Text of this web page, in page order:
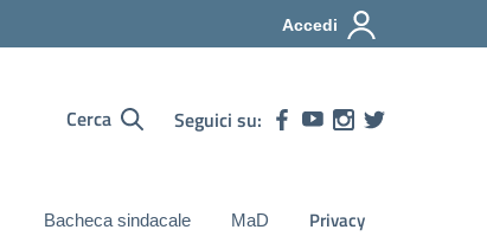
Accedi
Cerca Seguici su:
Bacheca sindacale MaD Privacy